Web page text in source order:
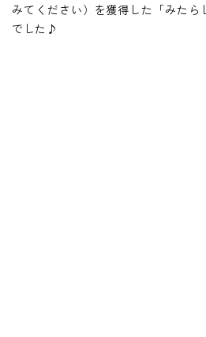
みてください）を獲得した「みた
でした♪